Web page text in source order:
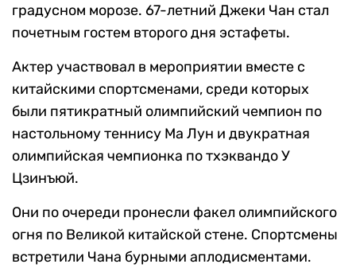
градусном морозе. 67-летний Джеки Чан стал
почетным гостем второго дня эстафеты.
Актер участвовал в мероприятии вместе с
китайскими спортсменами, среди которых
были пятикратный олимпийский чемпион по
настольному теннису Ма Лун и двукратная
олимпийская чемпионка по тхэквандо У
Цзинъюй.
Они по очереди пронесли факел олимпийского
огня по Великой китайской стене. Спортсмены
встретили Чана бурными аплодисментами.